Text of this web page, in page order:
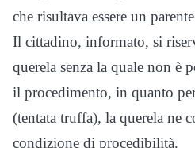
che risultava essere un
Il cittadino, informato, si
querela senza la quale non è
il procedimento, in quanto
(tentata truffa), la querela ne
condizione di procedibilità.